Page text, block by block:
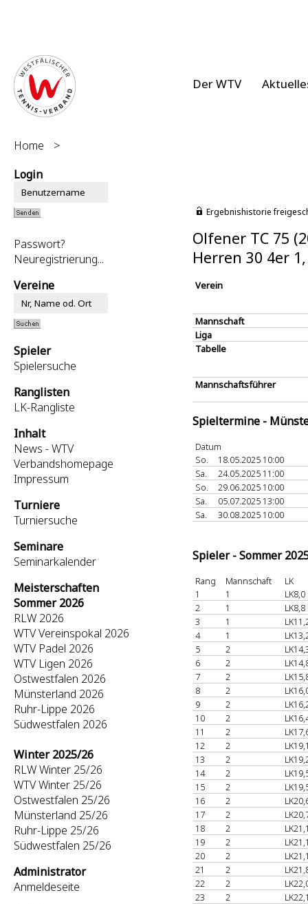
Der WTV
Home
>
Login
Passwort?
Neuregistrierung...
Vereine
Spieler
Spielersuche
Ranglisten
LK-Rangliste
Inhalt
News - WTV
Verbandshomepage
Impressum
Turniere
Turniersuche
Seminare
Seminarkalender
Meisterschaften
Sommer 2026
RLW 2026
WTV Vereinspokal 2026
WTV Padel 2026
WTV Ligen 2026
Ostwestfalen 2026
Münsterland 2026
Ruhr-Lippe 2026
Südwestfalen 2026
Winter 2025/26
RLW Winter 25/26
WTV Winter 25/26
Ostwestfalen 25/26
Münsterland 25/26
Ruhr-Lippe 25/26
Südwestfalen 25/26
Administrator
Anmeldeseite
Ergebnishistorie
Olfener TC 75
Herren 30 4er
Verein
Mannschaft
Liga
Tabelle
Mannschaftsführer
Spieltermine -
Datum
So.
18.05.2025 10:00
Sa.
24.05.2025 11:00
So.
29.06.2025 10:00
Sa.
05.07.2025 13:00
Sa.
30.08.2025 10:00
Spieler - Sommer
Rang Mannschaft
LK
1
1
LK8,0
2
1
LK8,8
3
1
4
1
5
2
6
2
7
2
8
2
9
2
10
2
11
2
12
2
13
2
14
2
15
2
16
2
17
2
18
2
19
2
20
2
21
2
22
2
23
2